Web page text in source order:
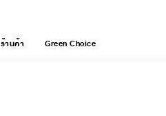
ร้านค้า Green Choice